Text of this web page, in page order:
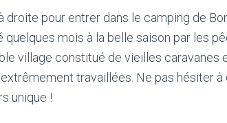
droite pour entrer dans le camping de
mois à la belle saison par les
village constitué de vieilles
travaillées. Ne pas hésiter à
unique !